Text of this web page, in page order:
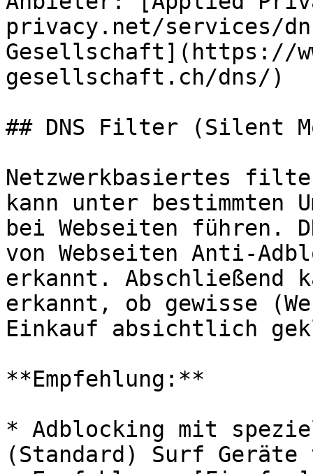
privacy.net/services/
Gesellschaft](https://
gesellschaft.ch/dns/)
## DNS Filter (Silent
Netzwerkbasiertes
kann unter bestimmten
bei Webseiten führen.
von Webseiten Anti-
erkannt. Abschließend
erkannt, ob gewisse
Einkauf absichtlich
**Empfehlung:**
* Adblocking mit
(Standard) Surf Geräte